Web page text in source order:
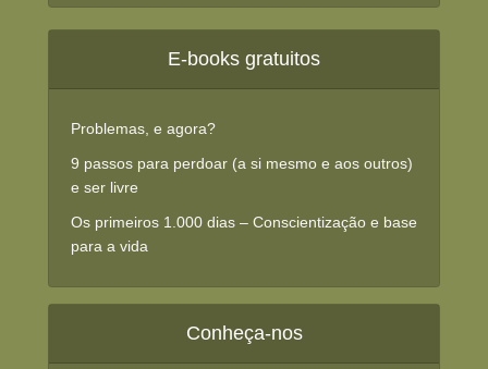
E-books gratuitos
Problemas, e agora?
9 passos para perdoar (a si mesmo e aos outros)
e ser livre
Os primeiros 1.000 dias – Conscientização e base
para a vida
Conheça-nos